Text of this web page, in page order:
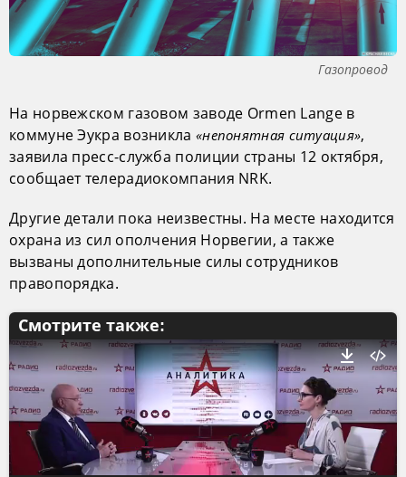
Газопровод
На норвежском газовом заводе Ormen Lange в
коммуне Эукра возникла «непонятная ситуация»,
заявила пресс-служба полиции страны 12 октября,
сообщает телерадиокомпания NRK.
Другие детали пока неизвестны. На месте находится
охрана из сил ополчения Норвегии, а также
вызваны дополнительные силы сотрудников
правопорядка.
Смотрите также: